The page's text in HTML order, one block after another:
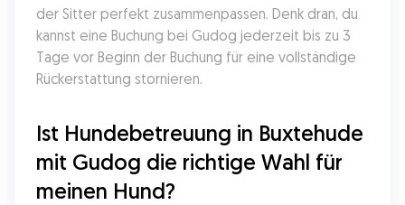
der Sitter perfekt zusammenpassen. Denk dran, du
kannst eine Buchung bei Gudog jederzeit bis zu 3
Tage vor Beginn der Buchung für eine vollständige
Rückerstattung stornieren.
Ist Hundebetreuung in Buxtehude
mit Gudog die richtige Wahl für
meinen Hund?